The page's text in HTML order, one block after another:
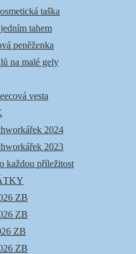
taška
tahem
peněženka
na malé gely
vesta
2024
2023
každou příležitost
ZB
ZB
ZB
ZB